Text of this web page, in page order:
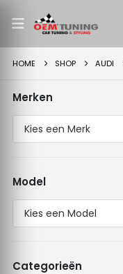
HOME SHOP AUDI
Merken
Model
Categorieën